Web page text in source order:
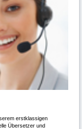
erstklassigen
Übersetzer und